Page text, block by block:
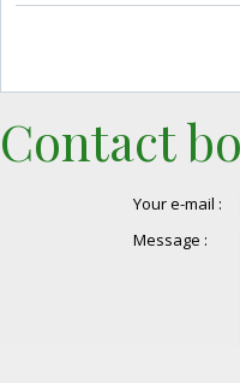
Contact
Your e-mail :
Message :